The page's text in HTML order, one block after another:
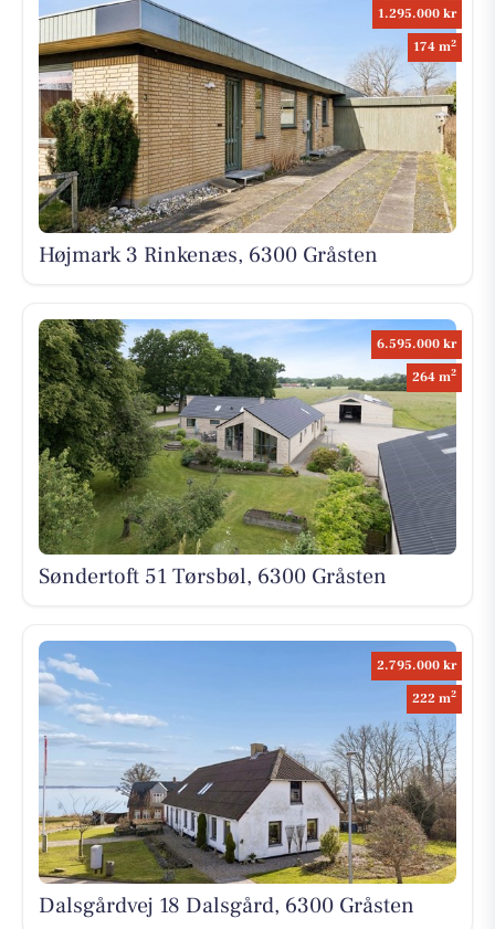
1.295.000 kr
174 m2
Højmark 3 Rinkenæs, 6300 Gråsten
6.595.000 kr
264 m2
Søndertoft 51 Tørsbøl, 6300 Gråsten
2.795.000 kr
222 m2
Dalsgårdvej 18 Dalsgård, 6300 Gråsten